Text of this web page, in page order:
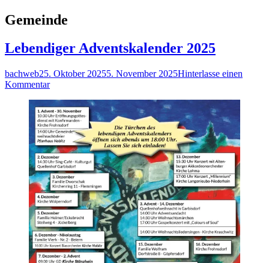
Kategorie:
Gemeinde
Lebendiger Adventskalender 2025
Autor
bachwebVeröffentlicht
am
25. Oktober 20255. November 2025Hinterlasse einen
Kommentarzu
Adventskalender
2025